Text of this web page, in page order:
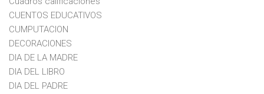
CUENTOS EDUCATIVOS
CUMPUTACION
DECORACIONES
DIA DE LA MADRE
DIA DEL LIBRO
DIA DEL PADRE